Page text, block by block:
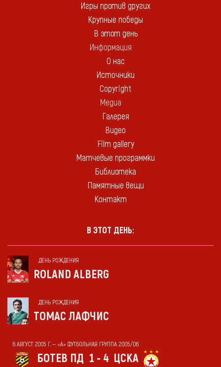
Игры против других
Крупные победы
В этот день
Информация
О нас
Источники
Copyright
Медиа
Галерея
Видео
Film gallery
Матчевые программки
Библиотека
Памятные вещи
Контакт
В ЭТОТ ДЕНЬ:
ДЕНЬ РОЖДЕНИЯ
ROLAND ALBERG
ДЕНЬ РОЖДЕНИЯ
ТОМАС ЛАФЧИС
6 АВГУСТ 2005 Г. — «А» ФУТБОЛЬНАЯ ГРУППА 2005/06
БОТЕВ ПД 1 - 4 ЦСКА